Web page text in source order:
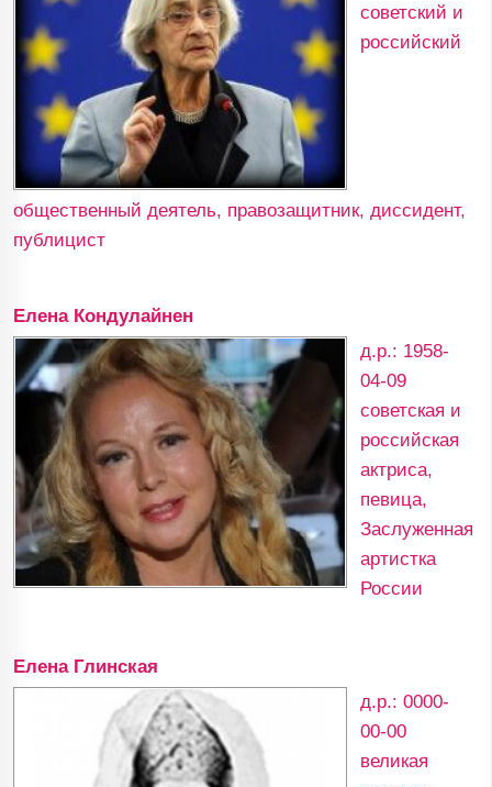
советский и
российский
общественный деятель, правозащитник, диссидент,
публицист
Елена Кондулайнен
д.р.: 1958-
04-09
советская и
российская
актриса,
певица,
Заслуженная
артистка
России
Елена Глинская
д.р.: 0000-
00-00
великая